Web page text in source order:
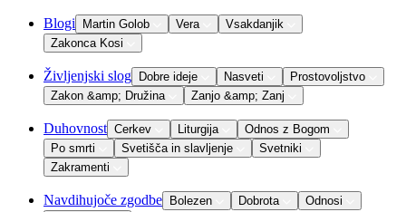
Blogi Martin Golob Vera
Vsakdanjik
Zakonca Kosi
Življenjski slog Dobre ideje Nasveti
Prostovoljstvo
Zakon &amp; Družina
Zanjo &amp; Zanj
Duhovnost Cerkev Liturgija
Odnos z Bogom
Po smrti
Svetišča in slavljenje
Svetniki
Zakramenti
Navdihujoče zgodbe Bolezen Dobrota
Odnosi